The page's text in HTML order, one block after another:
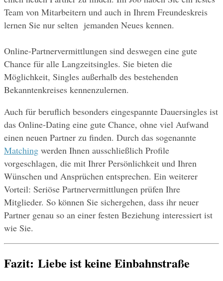
Team von Mitarbeitern und auch in Ihrem Freundeskreis
lernen Sie nur selten  jemanden Neues kennen.
Online-Partnervermittlungen sind deswegen eine gute
Chance für alle Langzeitsingles. Sie bieten die
Möglichkeit, Singles außerhalb des bestehenden
Bekanntenkreises kennenzulernen.
Auch für beruflich besonders eingespannte Dauersingles ist
das Online-Dating eine gute Chance, ohne viel Aufwand
Matching werden Ihnen ausschließlich Profile
vorgeschlagen, die mit Ihrer Persönlichkeit und Ihren
Wünschen und Ansprüchen entsprechen. Ein weiterer
Vorteil: Seriöse Partnervermittlungen prüfen Ihre
Mitglieder. So können Sie sichergehen, dass ihr neuer
Partner genau so an einer festen Beziehung interessiert ist
wie Sie.
Fazit: Liebe ist keine Einbahnstraße